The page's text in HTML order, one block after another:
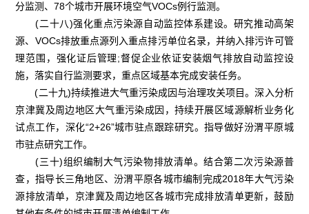
分监测、78个城市开展环境空气VOCs例行监测。
(二十八)强化重点污染源自动监控体系建设。研究推动高架
源、VOCs排放重点源列入重点排污单位名录，并纳入排污许可管
理范围，强化证后管理;督促企业依证安装烟气排放自动监控设
施，落实自行监测要求，重点区域基本完成安装任务。
(二十九)持续推进大气重污染成因与治理攻关项目。深入分析
京津冀及周边地区大气重污染成因，持续开展区域源解析业务化
试点工作，深化“2+26”城市驻点跟踪研究。指导做好汾渭平原城
市驻点研究工作。
(三十)组织编制大气污染物排放清单。结合第二次污染源普
查，指导长三角地区、汾渭平原各城市编制完成2018年大气污染
源排放清单，京津冀及周边地区各城市完成排放清单更新，鼓励